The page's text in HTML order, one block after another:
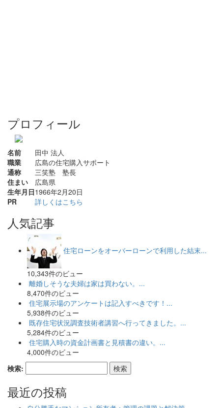
プロフィール
名前
田中 法人
職業
広島の住宅購入サポート
通称
三笑塾 塾長
住まい
広島県
生年月日1966年2月20日
PR
詳しくはこちら
人気記事
住宅ローンをオーバーローンで利用した結末...
10,343件のビュー
離婚しそうな夫婦は家は買わない。...
8,470件のビュー
住宅展示場のアンケートは記入すべきです！...
5,938件のビュー
既存住宅状況調査技術者講習へ行ってきました。...
5,284件のビュー
住宅購入時の資金計画書と見積書の違い。...
4,000件のビュー
検索:
最近の投稿